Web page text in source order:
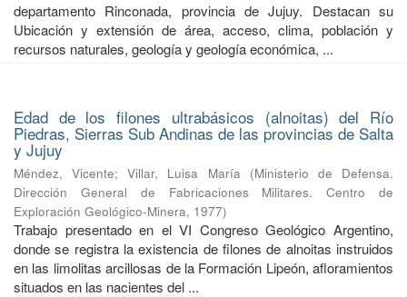
departamento Rinconada, provincia de Jujuy. Destacan su
Ubicación y extensión de área, acceso, clima, población y
recursos naturales, geología y geología económica, ...
Edad de los filones ultrabásicos (alnoitas) del Río
Piedras, Sierras Sub Andinas de las provincias de Salta
y Jujuy
Méndez, Vicente;Villar, Luisa María (Ministerio de Defensa.
Dirección General de Fabricaciones Militares. Centro de
Exploración Geológico-Minera, 1977)
Trabajo presentado en el VI Congreso Geológico Argentino,
donde se registra la existencia de filones de alnoitas instruidos
en las limolitas arcillosas de la Formación Lipeón, afloramientos
situados en las nacientes del ...